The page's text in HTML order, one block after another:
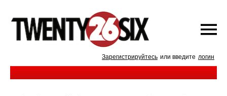
Зарегистрируйтесь или введите логин